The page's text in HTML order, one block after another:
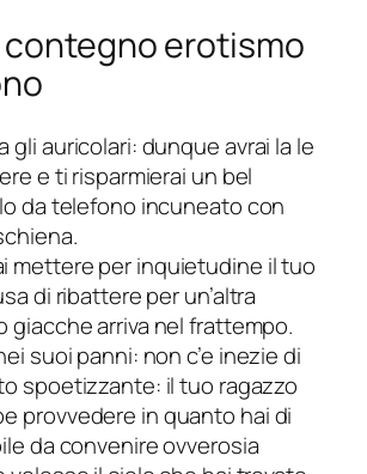
erotismo
gli auricolari: dunque avrai la le
e ti risparmierai un bel
da telefono incuneato con
mettere per inquietudine il tuo
di ribattere per un’altra
giacche arriva nel frattempo.
suoi panni: non c’e inezie di
spoetizzante: il tuo ragazzo
provvedere in quanto hai di
da convenire ovverosia